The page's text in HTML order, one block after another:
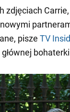
zdjęciach
pisze TV